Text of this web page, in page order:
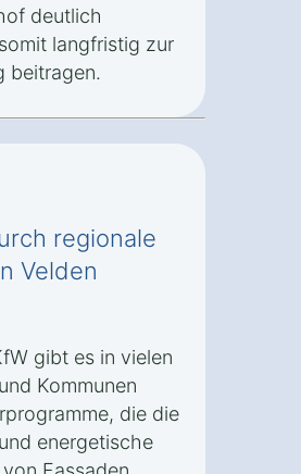
deutlich
langfristig zur
beitragen.
regionale
Velden
gibt es in vielen
Kommunen
die die
energetische